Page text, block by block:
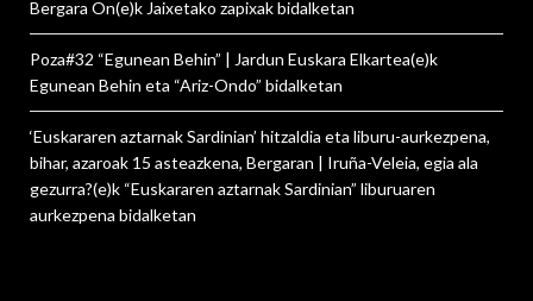
Bergara On(e)k Jaixetako zapixakbidalketan
Poza#32 “Egunean Behin” | Jardun Euskara Elkartea(e)k
Egunean Behin eta “Ariz-Ondo” bidalketan
‘Euskararen aztarnak Sardinian’ hitzaldia eta liburu-aurkezpena,
bihar, azaroak 15 asteazkena, Bergaran | Iruña-Veleia, egia ala
gezurra?(e)k “Euskararen aztarnak Sardinian” liburuaren
aurkezpena bidalketan